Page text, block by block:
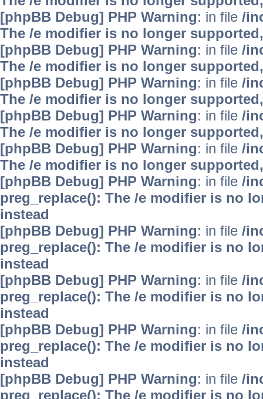
[phpBB Debug] PHP Warning: in file /
The /e modifier is no longer
[phpBB Debug] PHP Warning: in file /
The /e modifier is no longer
[phpBB Debug] PHP Warning: in file /
The /e modifier is no longer
[phpBB Debug] PHP Warning: in file /
The /e modifier is no longer
[phpBB Debug] PHP Warning: in file /
The /e modifier is no longer
[phpBB Debug] PHP Warning: in file /
preg_replace(): The /e modifier is no
instead
[phpBB Debug] PHP Warning: in file /
preg_replace(): The /e modifier is no
instead
[phpBB Debug] PHP Warning: in file /
preg_replace(): The /e modifier is no
instead
[phpBB Debug] PHP Warning: in file /
preg_replace(): The /e modifier is no
instead
[phpBB Debug] PHP Warning: in file /
preg_replace(): The /e modifier is no